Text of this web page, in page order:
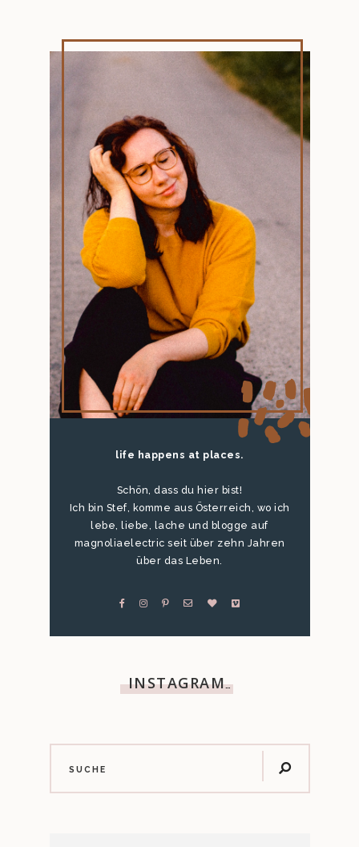
life happens at places.
Schön, dass du hier bist!
Ich bin Stef, komme aus Österreich, wo ich
lebe, liebe, lache und blogge auf
magnoliaelectric seit über zehn Jahren
über das Leben.
INSTAGRAM…